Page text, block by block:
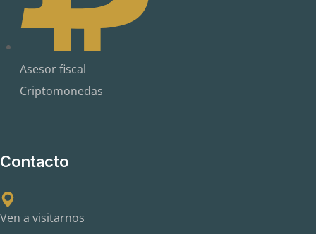
Asesor fiscal
Criptomonedas
Contacto
Ven a visitarnos